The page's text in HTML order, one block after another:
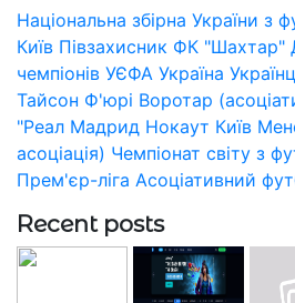
Національна збірна України з
Київ Півзахисник ФК "Шахтар"
чемпіонів УЄФА Україна
Тайсон Ф'юрі Воротар
"Реал Мадрид Нокаут Київ
асоціація) Чемпіонат світу з
Прем'єр-ліга Асоціативний
Recent posts